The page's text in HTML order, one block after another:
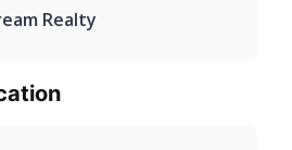
Realty